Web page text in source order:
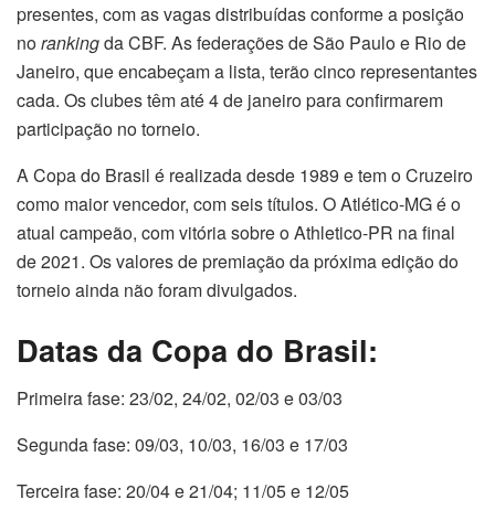
presentes, com as vagas distribuídas conforme a posição
norankingda CBF. As federações de São Paulo e Rio de
Janeiro, que encabeçam a lista, terão cinco representantes
cada. Os clubes têm até 4 de janeiro para confirmarem
participação no torneio.
A Copa do Brasil é realizada desde 1989 e tem o Cruzeiro
como maior vencedor, com seis títulos. O Atlético-MG é o
atual campeão, com vitória sobre o Athletico-PR na final
de 2021. Os valores de premiação da próxima edição do
torneio ainda não foram divulgados.
Datas da Copa do Brasil:
Primeira fase: 23/02, 24/02, 02/03 e 03/03
Segunda fase: 09/03, 10/03, 16/03 e 17/03
Terceira fase: 20/04 e 21/04; 11/05 e 12/05